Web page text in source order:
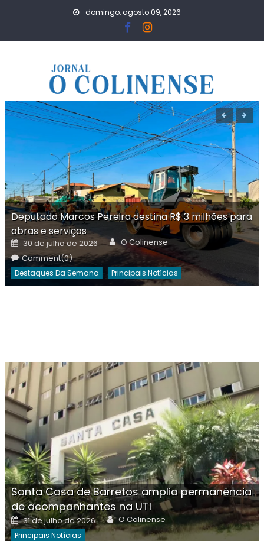
domingo, agosto 09, 2026
Deputado Marcos Pereira destina R$ 3 milhões para
obras e serviços
Posted
on
30 de julho de 2026 Author
O Colinense
Comment(0)
Destaques Da Semana Principais Notícias
Santa Casa de Barretos amplia permanência
de acompanhantes na UTI
Posted
on
31 de julho de 2026 Author
O Colinense
Principais Notícias